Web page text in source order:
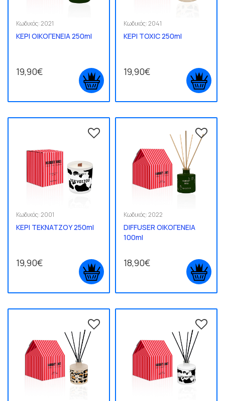
Κωδικός:2021
ΚΕΡΙ ΟΙΚΟΓΕΝΕΙΑ 250ml
19,90€
Κωδικός:2041
ΚΕΡΙ TOXIC 250ml
19,90€
Κωδικός:2001
ΚΕΡΙ ΤΕΚΝΑΤΖΟΥ 250ml
19,90€
Κωδικός:2022
DIFFUSER ΟΙΚΟΓΕΝΕΙΑ
100ml
18,90€